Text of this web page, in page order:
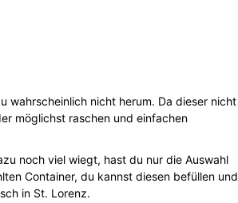
wahrscheinlich nicht herum. Da dieser nicht
möglichst raschen und einfachen
noch viel wiegt, hast du nur die Auswahl
Container, du kannst diesen befüllen und
in St. Lorenz.